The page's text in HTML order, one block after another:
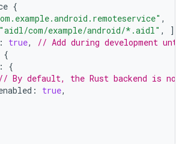
{
,
"aidl/com/example/android/*.aidl" ,
],
: true,
// Add during development
{
:
{
// By default, the Rust backend is not
: true,